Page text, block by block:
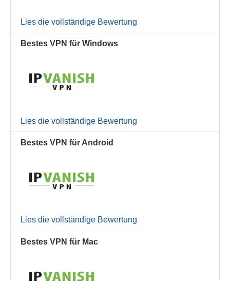
Lies die vollständige Bewertung
Bestes VPN für Windows
Lies die vollständige Bewertung
Bestes VPN für Android
Lies die vollständige Bewertung
Bestes VPN für Mac